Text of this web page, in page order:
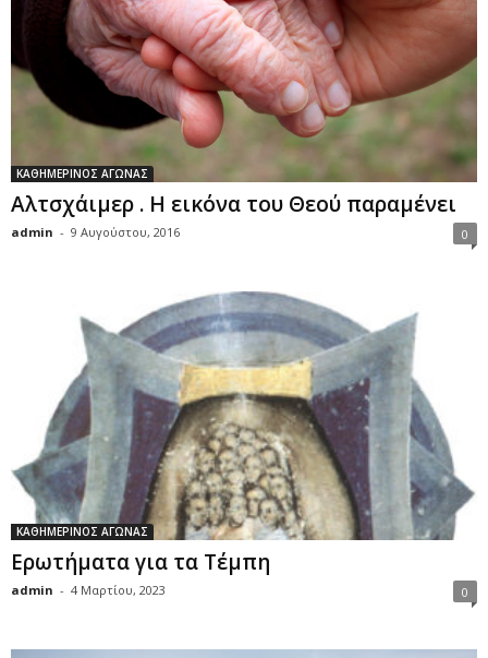
ΚΑΘΗΜΕΡΙΝΟΣ ΑΓΩΝΑΣ
Αλτσχάιμερ . Η εικόνα του Θεού παραμένει
admin - 9 Αυγούστου, 2016 0
ΚΑΘΗΜΕΡΙΝΟΣ ΑΓΩΝΑΣ
Ερωτήματα για τα Τέμπη
admin - 4 Μαρτίου, 2023 0